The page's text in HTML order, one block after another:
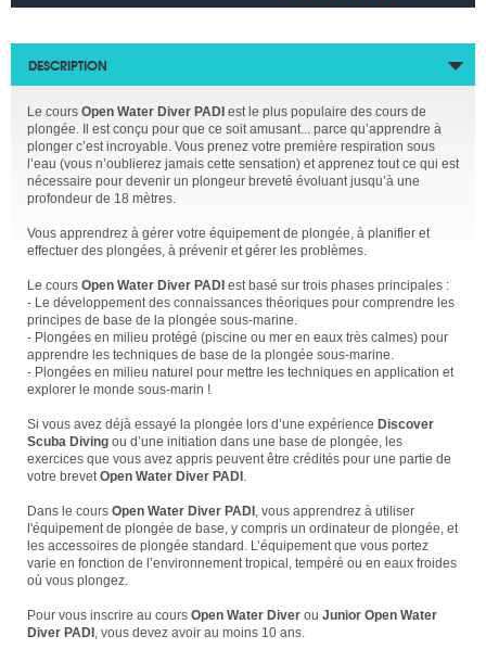
DESCRIPTION
Le cours Open Water Diver PADI est le plus populaire des cours de
plongée. Il est conçu pour que ce soit amusant... parce qu’apprendre à
plonger c’est incroyable. Vous prenez votre première respiration sous
l’eau (vous n’oublierez jamais cette sensation) et apprenez tout ce qui est
nécessaire pour devenir un plongeur breveté évoluant jusqu’à une
profondeur de 18 mètres.
Vous apprendrez à gérer votre équipement de plongée, à planifier et
effectuer des plongées, à prévenir et gérer les problèmes.
Le cours Open Water Diver PADI est basé sur trois phases principales :
- Le développement des connaissances théoriques pour comprendre les
principes de base de la plongée sous-marine.
- Plongées en milieu protégé (piscine ou mer en eaux très calmes) pour
apprendre les techniques de base de la plongée sous-marine.
- Plongées en milieu naturel pour mettre les techniques en application et
explorer le monde sous-marin !
Si vous avez déjà essayé la plongée lors d’une expérience Discover
Scuba Diving ou d’une initiation dans une base de plongée, les
exercices que vous avez appris peuvent être crédités pour une partie de
votre brevetOpen Water Diver PADI .
Dans le cours Open Water Diver PADI , vous apprendrez à utiliser
l'équipement de plongée de base, y compris un ordinateur de plongée, et
les accessoires de plongée standard. L’équipement que vous portez
varie en fonction de l’environnement tropical, tempéré ou en eaux froides
où vous plongez.
Pour vous inscrire au cours Open Water Diver ou Junior Open Water
Diver PADI , vous devez avoir au moins 10 ans.